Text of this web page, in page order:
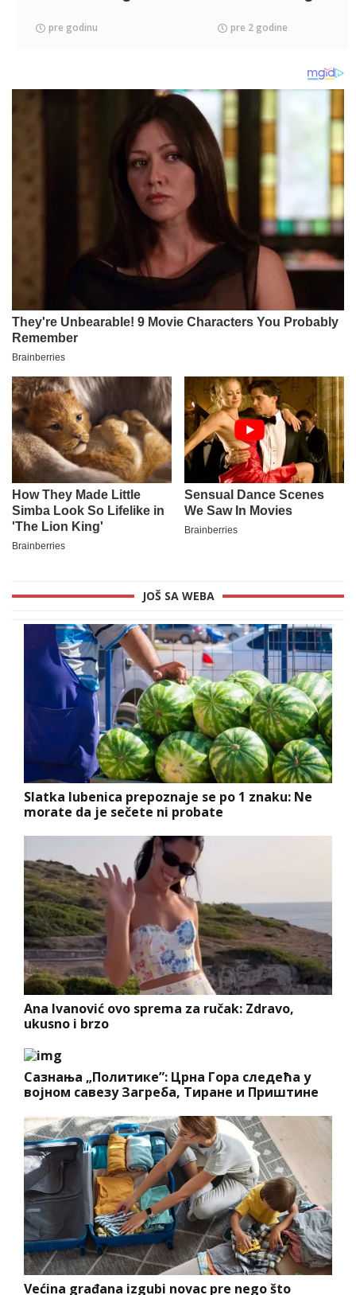
pre godinu pre 2 godine
JOŠ SA WEBA
Slatka lubenica prepoznaje se po 1 znaku: Ne
morate da je sečete ni probate
Ana Ivanović ovo sprema za ručak: Zdravo,
ukusno i brzo
Сазнања „Политике”: Црна Гора следећа у
војном савезу Загреба, Тиране и Приштине
Većina građana izgubi novac pre nego što